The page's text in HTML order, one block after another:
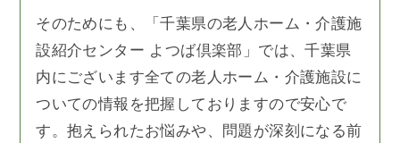
そのためにも、「千葉県の老人ホーム・介護施
設紹介センター よつば倶楽部」では、千葉県
内にございます全ての老人ホーム・介護施設に
ついての情報を把握しておりますので安心で
す。抱えられたお悩みや、問題が深刻になる前